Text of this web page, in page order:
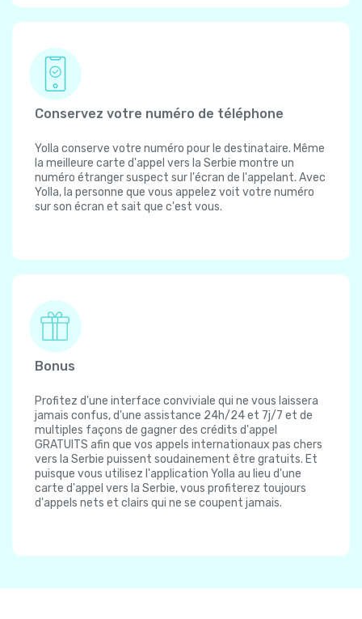
Conservez votre numéro de téléphone
Yolla conserve votre numéro pour le destinataire. Même
la meilleure carte d'appel vers la Serbie montre un
numéro étranger suspect sur l'écran de l'appelant. Avec
Yolla, la personne que vous appelez voit votre numéro
sur son écran et sait que c'est vous.
Bonus
Profitez d'une interface conviviale qui ne vous laissera
jamais confus, d'une assistance 24h/24 et 7j/7 et de
multiples façons de gagner des crédits d'appel
GRATUITS afin que vos appels internationaux pas chers
vers la Serbie puissent soudainement être gratuits. Et
puisque vous utilisez l'application Yolla au lieu d'une
carte d'appel vers la Serbie, vous profiterez toujours
d'appels nets et clairs qui ne se coupent jamais.